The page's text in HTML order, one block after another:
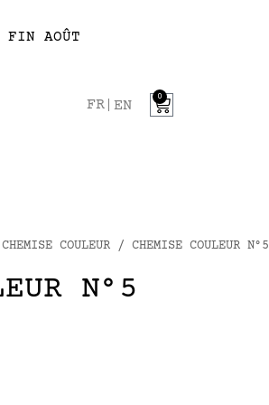
FIN AOÛT
FR EN
0
CHEMISE COULEUR / CHEMISE COULEUR N°5
N°5